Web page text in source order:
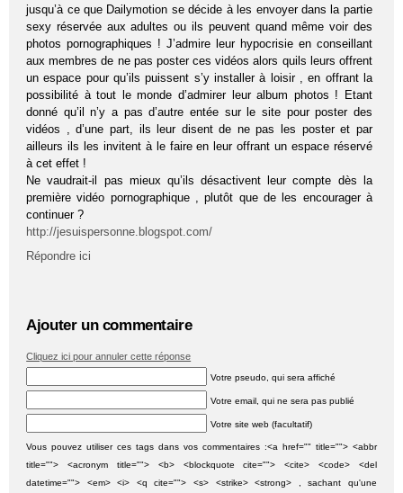
jusqu’à ce que Dailymotion se décide à les envoyer dans la partie
sexy réservée aux adultes ou ils peuvent quand même voir des
photos pornographiques ! J’admire leur hypocrisie en conseillant
aux membres de ne pas poster ces vidéos alors quils leurs offrent
un espace pour qu’ils puissent s’y installer à loisir , en offrant la
possibilité à tout le monde d’admirer leur album photos ! Etant
donné qu’il n’y a pas d’autre entée sur le site pour poster des
vidéos , d’une part, ils leur disent de ne pas les poster et par
ailleurs ils les invitent à le faire en leur offrant un espace réservé
à cet effet !
Ne vaudrait-il pas mieux qu’ils désactivent leur compte dès la
première vidéo pornographique , plutôt que de les encourager à
continuer ?
http://jesuispersonne.blogspot.com/
Répondre ici
Ajouter un commentaire
Cliquez ici pour annuler cette réponse
Votre pseudo, qui sera affiché
Votre email, qui ne sera pas publié
Votre site web (facultatif)
Vous pouvez utiliser ces tags dans vos commentaires :<a href="" title=""> <abbr
title=""> <acronym title=""> <b> <blockquote cite=""> <cite> <code> <del
datetime=""> <em> <i> <q cite=""> <s> <strike> <strong> , sachant qu'une